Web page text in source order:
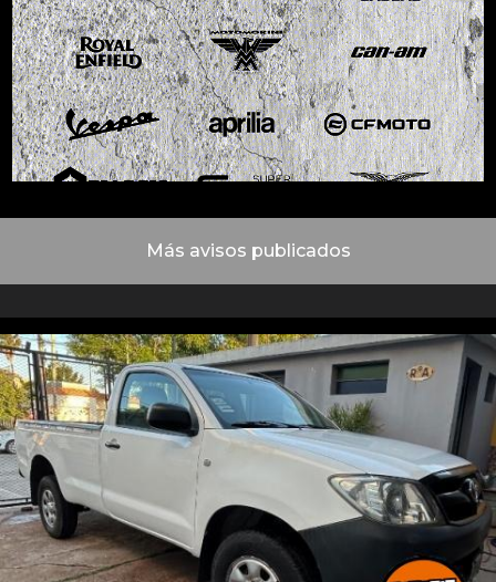
Más avisos publicados